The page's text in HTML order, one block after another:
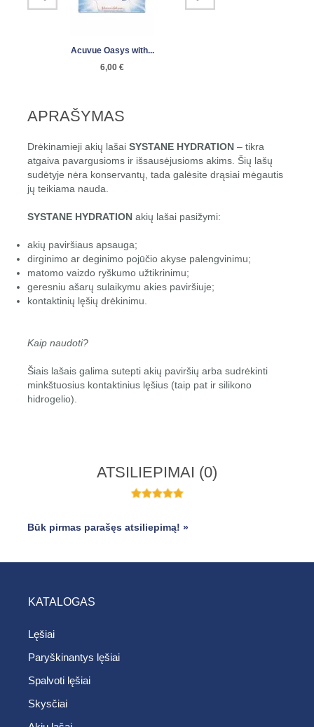
Acuvue Oasys with...
6,00 €
APRAŠYMAS
Drėkinamieji akių lašai SYSTANE HYDRATION – tikra
atgaiva pavargusioms ir išsausėjusioms akims. Šių lašų
sudėtyje nėra konservantų, tada galėsite drąsiai mėgautis
jų teikiama nauda.
SYSTANE HYDRATION akių lašai pasižymi:
akių paviršiaus apsauga;
dirginimo ar deginimo pojūčio akyse palengvinimu;
matomo vaizdo ryškumo užtikrinimu;
geresniu ašarų sulaikymu akies paviršiuje;
kontaktinių lęšių drėkinimu.
Kaip naudoti?
Šiais lašais galima sutepti akių paviršių arba sudrėkinti
minkštuosius kontaktinius lęšius (taip pat ir silikono
hidrogelio).
ATSILIEPIMAI (0)
Būk pirmas parašęs atsiliepimą! »
KATALOGAS
Lęšiai
Paryškinantys lęšiai
Spalvoti lęšiai
Skysčiai